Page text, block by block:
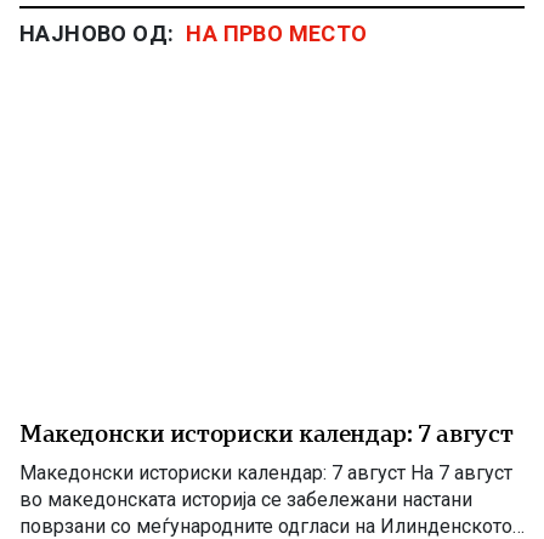
НАЈНОВО ОД: НА ПРВО МЕСТО
Македонски историски календар: 7 август
Македонски историски календар: 7 август На 7 август
во македонската историја се забележани настани
поврзани со меѓународните одгласи на Илинденското